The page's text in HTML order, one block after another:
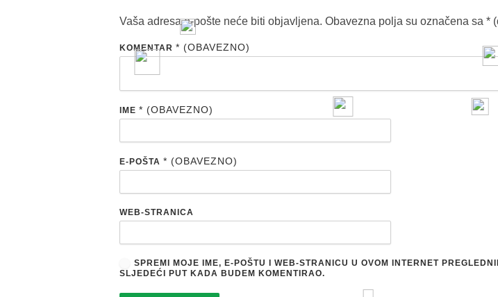
Vaša adresa e-pošte neće biti objavljena. Obavezna polja su označena sa *
KOMENTAR * (OBAVEZNO)
IME * (OBAVEZNO)
E-POŠTA * (OBAVEZNO)
WEB-STRANICA
SPREMI MOJE IME, E-POŠTU I WEB-STRANICU U OVOM INTERNET
SLJEDEĆI PUT KADA BUDEM KOMENTIRAO.